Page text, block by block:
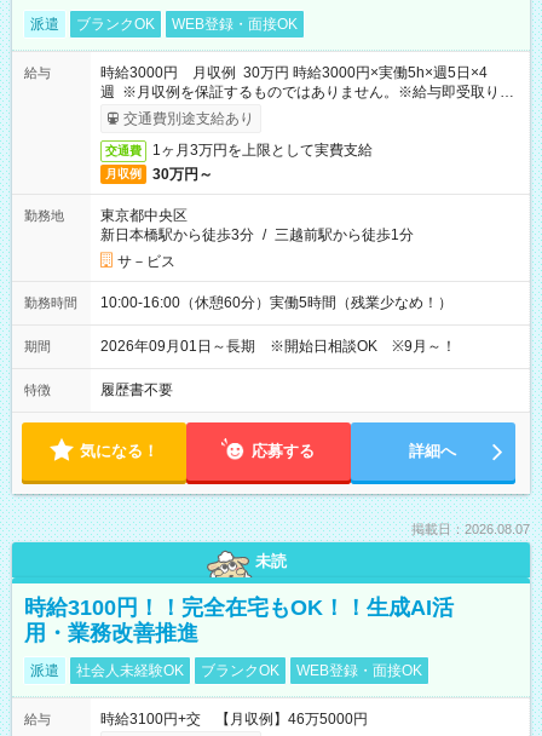
派遣 ブランクOK WEB登録・面接OK
給与
時給3000円 月収例 30万円 時給3000円×実働5h×週5日×4
週 ※月収例を保証するものではありません。※給与即受取りサ
ービス利用可（利用条件有）
交通費別途支給あり
交通費 1ヶ月3万円を上限として実費支給
月収例 30万円～
勤務地
東京都中央区
新日本橋駅から徒歩3分 / 三越前駅から徒歩1分
サ－ビス
勤務時間 10:00-16:00（休憩60分）実働5時間（残業少なめ！）
期間 2026年09月01日～長期 ※開始日相談OK ※9月～！
特徴 履歴書不要
気になる！ 応募する 詳細へ
掲載日：2026.08.07
未読
時給3100円！！完全在宅もOK！！生成AI活
用・業務改善推進
派遣 社会人未経験OK ブランクOK WEB登録・面接OK
給与
時給3100円+交 【月収例】46万5000円